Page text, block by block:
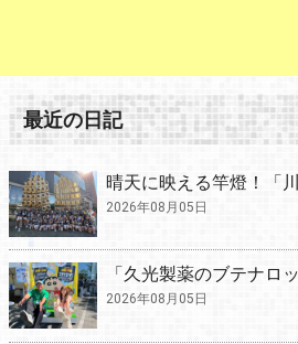
最近の日記
晴天に映える竿燈！「
2026年08月05日
「久光製薬のブテナロ
2026年08月05日